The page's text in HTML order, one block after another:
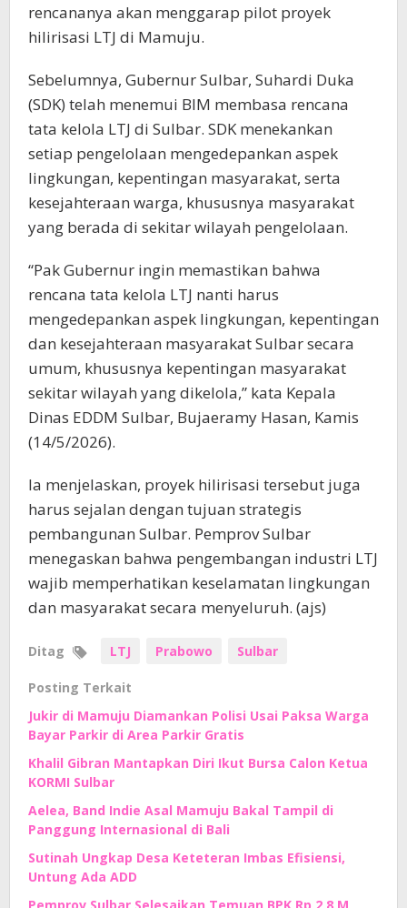
rencananya akan menggarap pilot proyek
hilirisasi LTJ di Mamuju.
Sebelumnya, Gubernur Sulbar, Suhardi Duka
(SDK) telah menemui BIM membasa rencana
tata kelola LTJ di Sulbar. SDK menekankan
setiap pengelolaan mengedepankan aspek
lingkungan, kepentingan masyarakat, serta
kesejahteraan warga, khususnya masyarakat
yang berada di sekitar wilayah pengelolaan.
“Pak Gubernur ingin memastikan bahwa
rencana tata kelola LTJ nanti harus
mengedepankan aspek lingkungan, kepentingan
dan kesejahteraan masyarakat Sulbar secara
umum, khususnya kepentingan masyarakat
sekitar wilayah yang dikelola,” kata Kepala
Dinas EDDM Sulbar, Bujaeramy Hasan, Kamis
(14/5/2026).
Ia menjelaskan, proyek hilirisasi tersebut juga
harus sejalan dengan tujuan strategis
pembangunan Sulbar. Pemprov Sulbar
menegaskan bahwa pengembangan industri LTJ
wajib memperhatikan keselamatan lingkungan
dan masyarakat secara menyeluruh. (ajs)
Ditag LTJ Prabowo Sulbar
Posting Terkait
Jukir di Mamuju Diamankan Polisi Usai Paksa Warga
Bayar Parkir di Area Parkir Gratis
Khalil Gibran Mantapkan Diri Ikut Bursa Calon Ketua
KORMI Sulbar
Aelea, Band Indie Asal Mamuju Bakal Tampil di
Panggung Internasional di Bali
Sutinah Ungkap Desa Keteteran Imbas Efisiensi,
Untung Ada ADD